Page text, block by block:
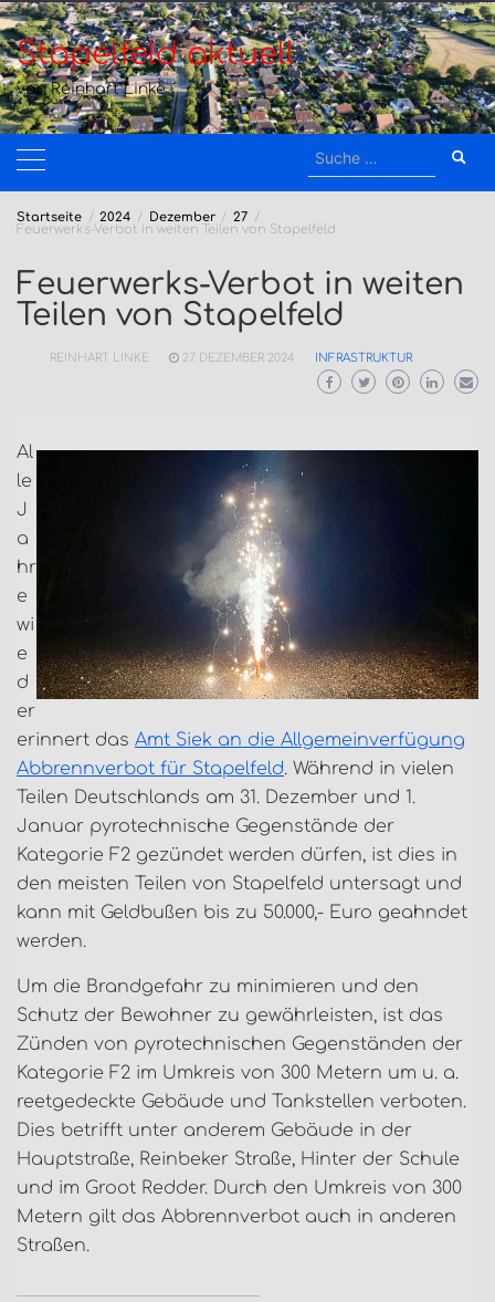
Zum
Inhalt
springen
Stapelfeld aktuell
von Reinhart Linke
Suche
nach:
Startseite 2024 Dezember
27
Feuerwerks-Verbot in weiten Teilen von Stapelfeld
Feuerwerks-Verbot in weiten
Teilen von Stapelfeld
REINHART LINKE 27. DEZEMBER 2024 INFRASTRUKTUR
Al
le
J
a
hr
e
wi
e
d
er
erinnert das Amt Siek an die Allgemeinverfügung
Abbrennverbot für Stapelfeld. Während in vielen
Teilen Deutschlands am 31. Dezember und 1.
Januar pyrotechnische Gegenstände der
Kategorie F2 gezündet werden dürfen, ist dies in
den meisten Teilen von Stapelfeld untersagt und
kann mit Geldbußen bis zu 50.000,- Euro geahndet
werden.
Um die Brandgefahr zu minimieren und den
Schutz der Bewohner zu gewährleisten, ist das
Zünden von pyrotechnischen Gegenständen der
Kategorie F2 im Umkreis von 300 Metern um u. a.
reetgedeckte Gebäude und Tankstellen verboten.
Dies betrifft unter anderem Gebäude in der
Hauptstraße, Reinbeker Straße, Hinter der Schule
und im Groot Redder. Durch den Umkreis von 300
Metern gilt das Abbrennverbot auch in anderen
Straßen.